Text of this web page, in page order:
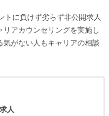
トに負けず劣らず非公開求人
アカウンセリングを実施し
がない人もキャリアの相談
人